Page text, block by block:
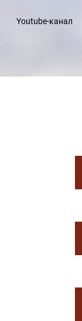
Youtube-канал